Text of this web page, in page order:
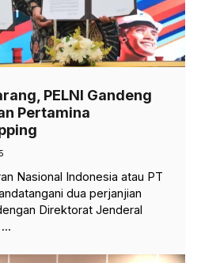
PELNI Gandeng
Pertamina
Nasional Indonesia atau PT
dua perjanjian
Direktorat Jenderal